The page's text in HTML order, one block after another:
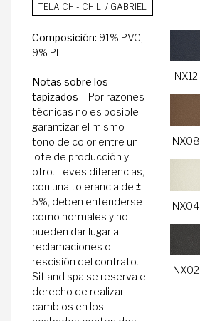
TELA CH - CHILI / GABRIEL
Composición: 91% PVC,
9% PL
Notas sobre los
tapizados – Por razones
técnicas no es posible
garantizar el mismo
tono de color entre un
lote de producción y
otro. Leves diferencias,
con una tolerancia de ±
5%, deben entenderse
como normales y no
pueden dar lugar a
reclamaciones o
rescisión del contrato.
Sitland spa se reserva el
derecho de realizar
cambios en los
NX12
NX08
NX04
NX02